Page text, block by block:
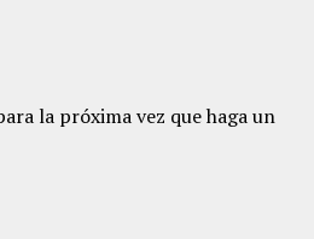
la próxima vez que haga un